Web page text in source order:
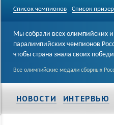
Список чемпионов Список
Мы собрали всех олимпийских и
паралимпийских чемпионов
чтобы страна знала своих
Все олимпийские медали сборных
НОВОСТИ ИНТЕРВЬЮ